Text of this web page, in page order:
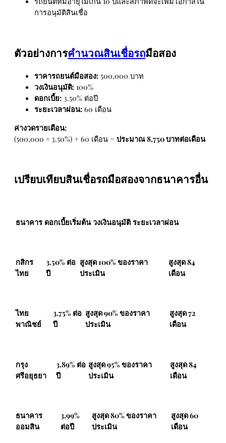
การอนุมัติสินเชื่อ
ตัวอย่างการคำนวณสินเชื่อรถมือสอง
ราคารถยนต์มือสอง: 500,000 บาท
วงเงินอนุมัติ: 100%
ดอกเบี้ย: 3.50% ต่อปี
ระยะเวลาผ่อน: 60 เดือน
ค่างวดรายเดือน:
(500,000 × 3.50%) ÷ 60 เดือน = ประมาณ 8,750 บาทต่อเดือน
เปรียบเทียบสินเชื่อรถมือสองจากธนาคารอื่น
ธนาคาร ดอกเบี้ยเริ่มต้น วงเงินอนุมัติ ระยะเวลาผ่อน
กสิกร
ไทย
3.50% ต่อ
ปี
สูงสุด 100% ของราคา
ประเมิน
สูงสุด 84
เดือน
ไทย
พาณิชย์
3.75% ต่อ
ปี
สูงสุด 90% ของราคา
ประเมิน
สูงสุด 72
เดือน
กรุง
ศรีอยุธยา
3.89% ต่อ
ปี
สูงสุด 95% ของราคา
ประเมิน
สูงสุด 84
เดือน
ธนาคาร
ออมสิน
3.99%
ต่อปี
สูงสุด 80% ของราคา
ประเมิน
สูงสุด 60
เดือน